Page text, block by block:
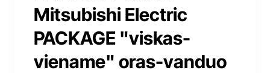
Mitsubishi Electric
PACKAGE "viskas-
viename" oras-vanduo